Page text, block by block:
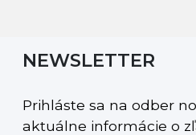
NEWSLETTER
Prihláste sa na odber
aktuálne informácie o